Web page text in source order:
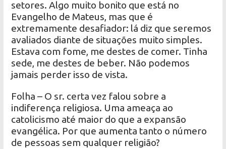
setores. Algo muito bonito que está no
Evangelho de Mateus, mas que é
extremamente desafiador: lá diz que seremos
avaliados diante de situações muito simples.
Estava com fome, me destes de comer. Tinha
sede, me destes de beber. Não podemos
jamais perder isso de vista.
Folha – O sr. certa vez falou sobre a
indiferença religiosa. Uma ameaça ao
catolicismo até maior do que a expansão
evangélica. Por que aumenta tanto o número
de pessoas sem qualquer religião?